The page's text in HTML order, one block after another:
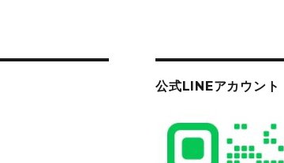
公式LINEアカウント